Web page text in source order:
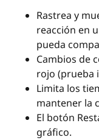
Rastrea y
reacción en
pueda
Cambios de
rojo (prueba
Limita los
mantener la
El botón
gráfico.